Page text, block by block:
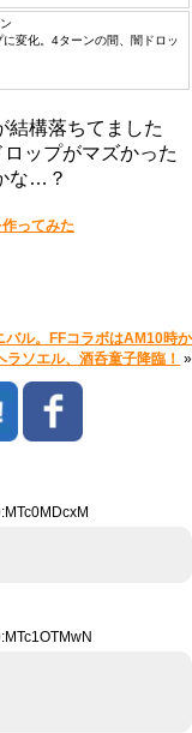
変化。4ターンの間、闇ドロッ
結構落ちてました
ップがマズかった
な…？
ってみた
ル。FFコラボはAM10時か
ソエル、酒呑童子降臨！ »